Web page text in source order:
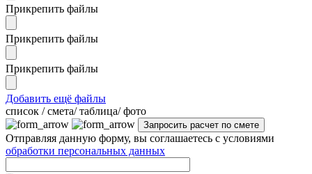
Прикрепить файлы
Прикрепить файлы
Прикрепить файлы
Добавить ещё файлы
cписок / смета/ таблица/ фото
Отправляя данную форму, вы соглашаетесь с условиями
обработки персональных данных